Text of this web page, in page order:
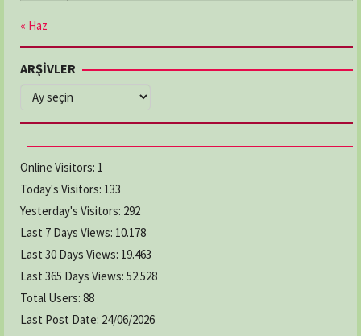
« Haz
ARŞİVLER
ARŞİVLER
Online Visitors: 1
Today's Visitors: 133
Yesterday's Visitors: 292
Last 7 Days Views: 10.178
Last 30 Days Views: 19.463
Last 365 Days Views: 52.528
Total Users: 88
Last Post Date: 24/06/2026